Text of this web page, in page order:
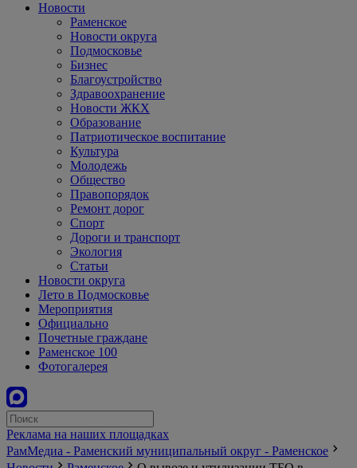
Новости
Раменское
Новости округа
Подмосковье
Бизнес
Благоустройство
Здравоохранение
Новости ЖКХ
Образование
Патриотическое воспитание
Культура
Молодежь
Общество
Правопорядок
Ремонт дорог
Спорт
Дороги и транспорт
Экология
Статьи
Новости округа
Лето в Подмосковье
Мероприятия
Официально
Почетные граждане
Раменское 100
Фотогалерея
Реклама на наших площадках
РамМедиа - Раменский муниципальный округ - Раменское